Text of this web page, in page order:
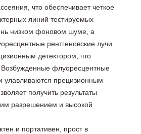
что обеспечивает четкое
линий тестируемых
низком фоновом шуме, а
рентгеновские лучи
детектором, что
Возбужденные флуоресцентные
улавливаются прецизионным
получить результаты
разрешением и высокой
и портативен, прост в